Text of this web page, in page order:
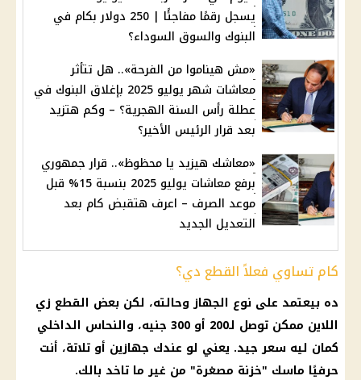
يسجل رقمًا مفاجئًا | 250 دولار بكام في
البنوك والسوق السوداء؟
«مش هيناموا من الفرحة».. هل تتأثر
معاشات شهر يوليو 2025 بإغلاق البنوك في
عطلة رأس السنة الهجرية؟ – وكم هتزيد
بعد قرار الرئيس الأخير؟
«معاشك هيزيد يا محظوظ».. قرار جمهوري
برفع معاشات يوليو 2025 بنسبة 15% قبل
موعد الصرف – اعرف هتقبض كام بعد
التعديل الجديد
كام تساوي فعلاً القطع دي؟
ده بيعتمد على نوع الجهاز وحالته، لكن بعض القطع زي
اللاين ممكن توصل لـ200 أو 300 جنيه، والنحاس الداخلي
كمان ليه سعر جيد. يعني لو عندك جهازين أو تلاتة، أنت
حرفيًا ماسك "خزنة مصغرة" من غير ما تاخد بالك.